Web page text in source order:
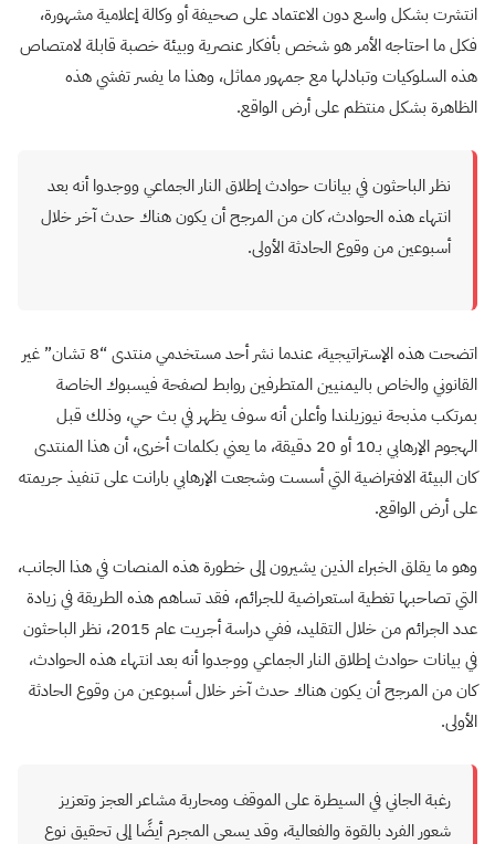
انتشرت بشكل واسع دون الاعتماد على صحيفة أو وكالة إعلامية مشهورة،
فكل ما احتاجه الأمر هو شخص بأفكار عنصرية وبيئة خصبة قابلة لامتصاص
هذه السلوكيات وتبادلها مع جمهور مماثل، وهذا ما يفسر تفشي هذه
الظاهرة بشكل منتظم على أرض الواقع.
نظر الباحثون في بيانات حوادث إطلاق النار الجماعي ووجدوا أنه بعد
انتهاء هذه الحوادث، كان من المرجح أن يكون هناك حدث آخر خلال
أسبوعين من وقوع الحادثة الأولى.
اتضحت هذه الإستراتيجية، عندما نشر أحد مستخدمي منتدى “8 تشان” غير
القانوني والخاص باليمنيين المتطرفين روابط لصفحة فيسبوك الخاصة
بمرتكب مذبحة نيوزيلندا وأعلن أنه سوف يظهر في بث حي، وذلك قبل
الهجوم الإرهابي بـ10 أو 20 دقيقة، ما يعني بكلمات أخرى، أن هذا المنتدى
كان البيئة الافتراضية التي أسست وشجعت الإرهابي بارانت على تنفيذ جريمته
على أرض الواقع.
وهو ما يقلق الخبراء الذين يشيرون إلى خطورة هذه المنصات في هذا الجانب،
التي تصاحبها تغطية استعراضية للجرائم، فقد تساهم هذه الطريقة في زيادة
عدد الجرائم من خلال التقليد، ففي دراسة أجريت عام 2015، نظر الباحثون
في بيانات حوادث إطلاق النار الجماعي ووجدوا أنه بعد انتهاء هذه الحوادث،
كان من المرجح أن يكون هناك حدث آخر خلال أسبوعين من وقوع الحادثة
الأولى.
رغبة الجاني في السيطرة على الموقف ومحاربة مشاعر العجز وتعزيز
شعور الفرد بالقوة والفعالية، وقد يسعى المجرم أيضًا إلى تحقيق نوع